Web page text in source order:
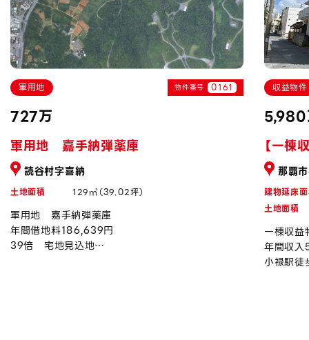
軍用地 物件番号 0161
727万
軍用地 嘉手納弾薬庫
読谷村字喜納
土地面積 129㎡（39.02坪）
軍用地 嘉手納弾薬庫
年間借地料186,639円
39倍 宅地見込地
収益物件
5,980
【一棟
那覇
建物延床
土地面積
一棟収益
年間収入
小禄駅徒